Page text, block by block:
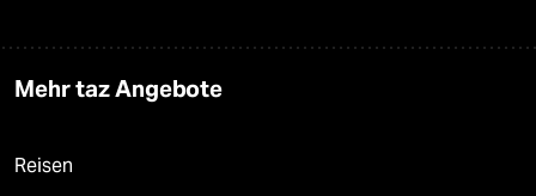
Mehr taz Angebote
Reisen